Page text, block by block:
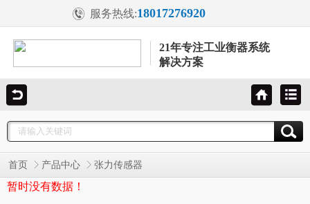
服务热线:18017276920
21年专注工业衡器系统
解决方案
首页 产品中心 张力传感器
暂时没有数据！